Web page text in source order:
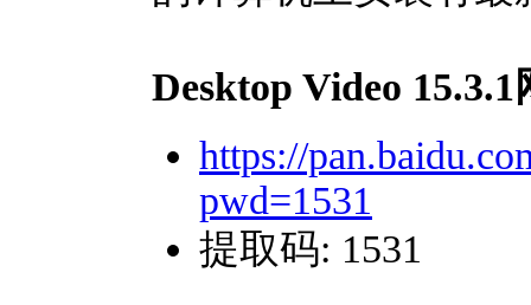
Desktop Video
https://
pwd=1531
提取码: 1531